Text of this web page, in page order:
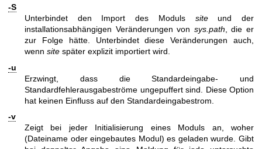
-S
Unterbindet den Import des Moduls siteund der
installationsabhängigen Veränderungen von sys.path, die er
zur Folge hätte. Unterbindet diese Veränderungen auch,
wenn site später explizit importiert wird.
-u
Erzwingt, dass die Standardeingabe- und
Standardfehlerausgabeströme ungepuffert sind. Diese Option
hat keinen Einfluss auf den Standardeingabestrom.
-v
Zeigt bei jeder Initialisierung eines Moduls an, woher
(Dateiname oder eingebautes Modul) es geladen wurde. Gibt